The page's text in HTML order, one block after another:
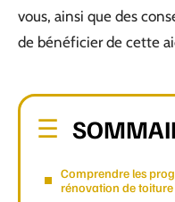
vous, ainsi que des
de bénéficier de cette
Comprendre les
rénovation de toiture